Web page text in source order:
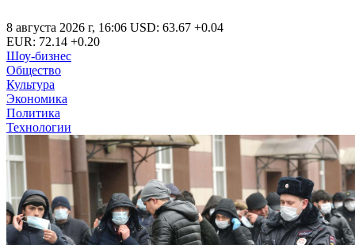
8 августа 2026 г, 16:06 USD: 63.67 +0.04
EUR: 72.14 +0.20
Шоу-бизнес
Общество
Культура
Экономика
Политика
Технологии